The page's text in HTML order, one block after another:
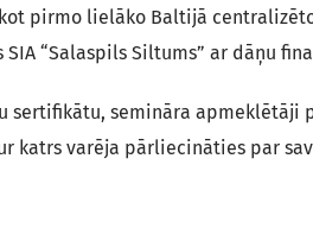
pirmo lielāko Baltijā
“Salaspils Siltums” ar dāņu
sertifikātu, semināra apmeklētāji
katrs varēja pārliecināties par